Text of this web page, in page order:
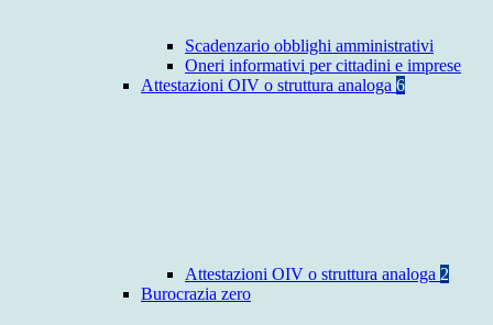
Scadenzario obblighi amministrativi
Oneri informativi per cittadini e imprese
Attestazioni OIV o struttura analoga 6
Attestazioni OIV o struttura analoga 2
Burocrazia zero